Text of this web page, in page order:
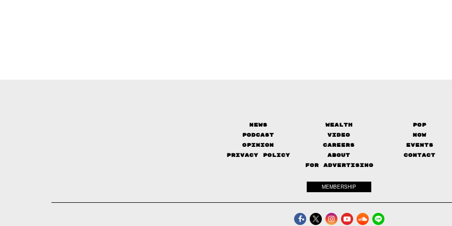
News Wealth
Pop
Podcast
Video
Now
Opinion
Careers
Events
Privacy Policy
About
Contact
FOR ADVERTISING
MEMBERSHIP